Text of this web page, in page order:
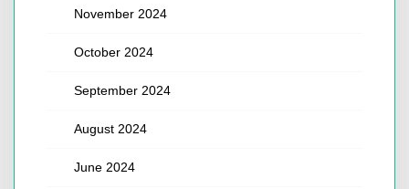
November 2024
October 2024
September 2024
August 2024
June 2024